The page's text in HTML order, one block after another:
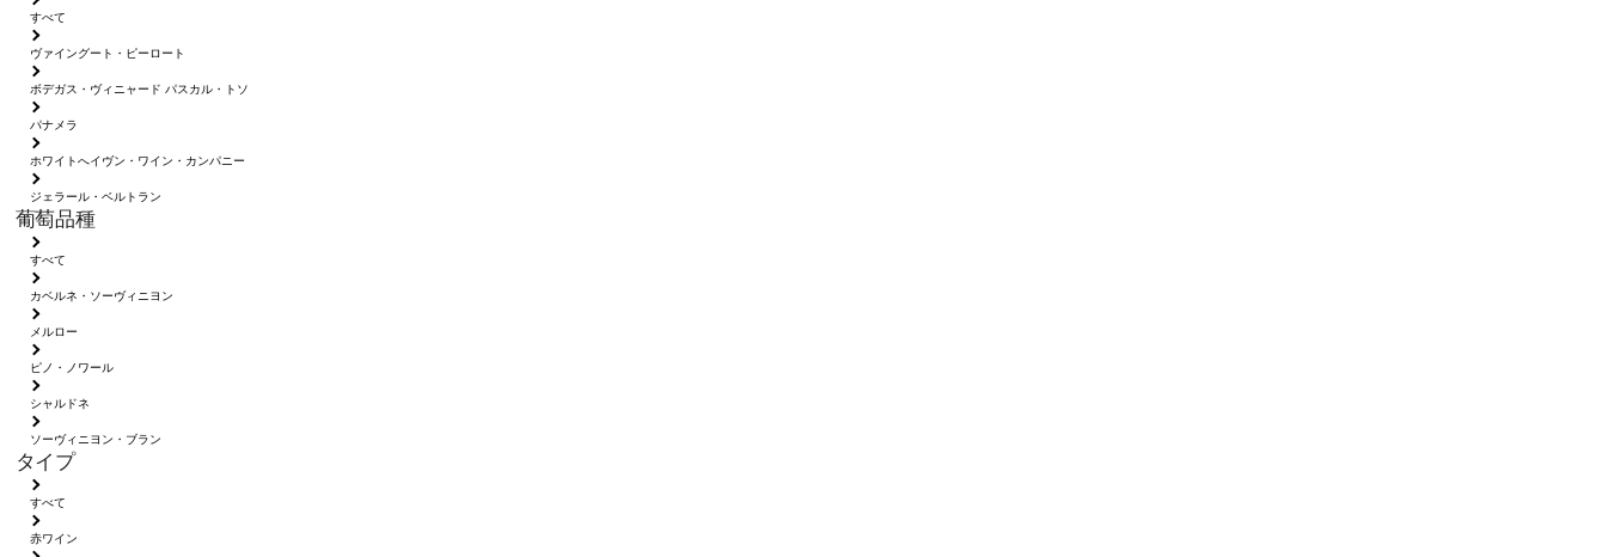
すべて
ヴァイングート・ピーロート
ボデガス・ヴィニャード パスカル・トソ
パナメラ
ホワイトへイヴン・ワイン・カンパニー
ジェラール・ベルトラン
葡萄品種
すべて
カベルネ・ソーヴィニヨン
メルロー
ピノ・ノワール
シャルドネ
ソーヴィニヨン・ブラン
タイプ
すべて
赤ワイン